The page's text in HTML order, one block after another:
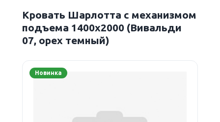
Кровать Шарлотта с механизмом
подъема 1400х2000 (Вивальди
07, орех темный)
Новинка